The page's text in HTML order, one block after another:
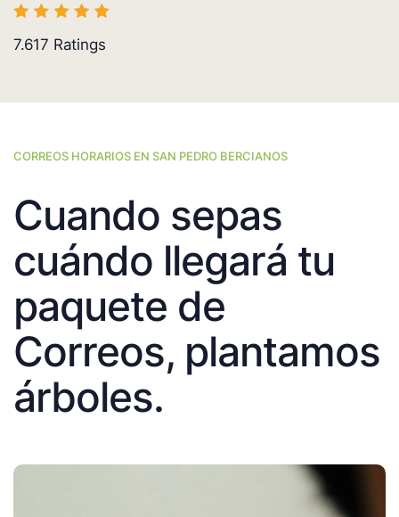
7.617 Ratings
CORREOS HORARIOS EN SAN PEDRO BERCIANOS
Cuando sepas
cuándo llegará tu
paquete de
Correos, plantamos
árboles.